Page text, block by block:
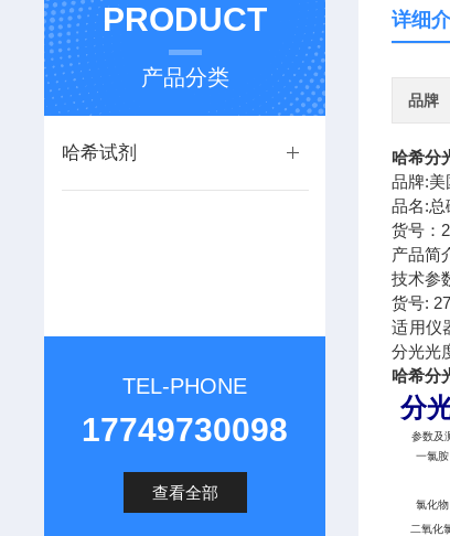
PRODUCT
产品分类
哈希试剂
TEL-PHONE
17749730098
查看全部
详细
品牌
哈希分
品牌:
品名:总
货号：
产品简
技术参
货号:
适用仪
分光光
哈希分
分
参数及
一氯胺
氯化物
二氧化